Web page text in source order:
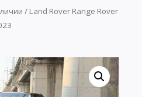
/ Land Rover Range Rover